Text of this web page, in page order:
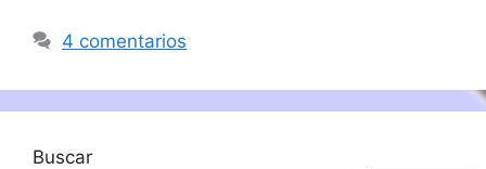
4 comentarios
Buscar